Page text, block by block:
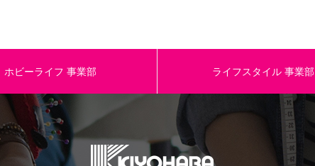
KUロゴ ラミネート ブラック
￥2400-
生産国/原産国
ホビーライフ 事業部 ライフスタイル 事業部